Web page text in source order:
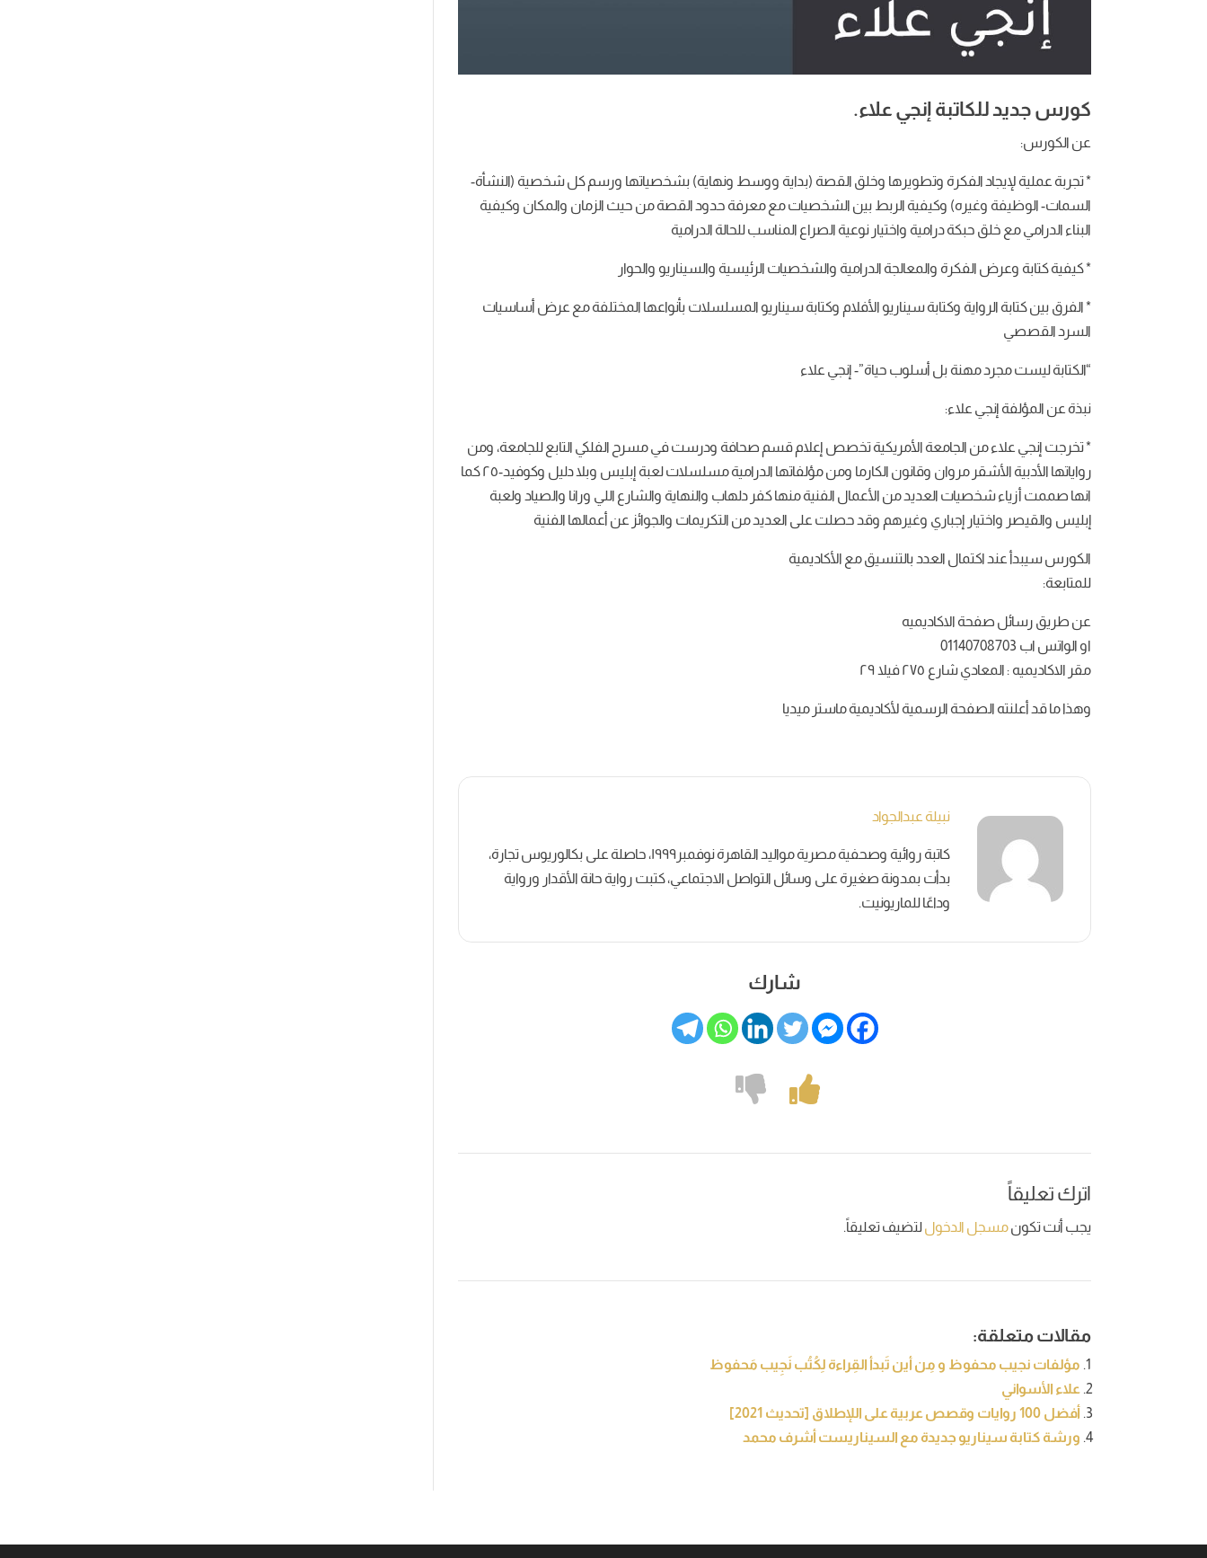
كورس جديد للكاتبة إنجي علاء.
عن الكورس:
* تجربة عملية لإيجاد الفكرة وتطويرها وخلق القصة (بداية ووسط ونهاية) بشخصياتها ورسم كل شخصية (النشأة-
السمات- الوظيفة وغيره) وكيفية الربط بين الشخصيات مع معرفة حدود القصة من حيث الزمان والمكان وكيفية
البناء الدرامي مع خلق حبكة درامية واختيار نوعية الصراع المناسب للحالة الدرامية
* كيفية كتابة وعرض الفكرة والمعالجة الدرامية والشخصيات الرئيسية والسيناريو والحوار
* الفرق بين كتابة الرواية وكتابة سيناريو الأفلام وكتابة سيناريو المسلسلات بأنواعها المختلفة مع عرض أساسيات
السرد القصصي
“الكتابة ليست مجرد مهنة بل أسلوب حياة”- إنجي علاء
نبذة عن المؤلفة إنجي علاء:
* تخرجت إنجي علاء من الجامعة الأمريكية تخصص إعلام قسم صحافة ودرست في مسرح الفلكي التابع للجامعة، ومن
رواياتها الأدبية الأشقر مروان وقانون الكارما ومن مؤلفاتها الدرامية مسلسلات لعبة إبليس وبلا دليل وكوفيد-٢٥ كما
انها صممت أزياء شخصيات العديد من الأعمال الفنية منها كفر دلهاب والنهاية والشارع اللي ورانا والصياد ولعبة
إبليس والقيصر واختيار إجباري وغيرهم وقد حصلت على العديد من التكريمات والجوائز عن أعمالها الفنية
الكورس سيبدأ عند اكتمال العدد بالتنسيق مع الأكاديمية
للمتابعة:
عن طريق رسائل صفحة الاكاديميه
او الواتس اب 01140708703
مقر الاكاديميه : المعادي شارع ٢٧٥ فيلا ٢٩
وهذا ما قد أعلنته الصفحة الرسمية لأكاديمية ماستر ميديا
نبيلة عبدالجواد
كاتبة روائية وصحفية مصرية مواليد القاهرة نوفمبر١٩٩٩، حاصلة على بكالوريوس تجارة،
بدأت بمدونة صغيرة على وسائل التواصل الاجتماعي، كتبت رواية حانة الأقدار ورواية
وداعًا للماريونيت.
شارك
اترك تعليقاً
يجب أنت تكونمسجل الدخوللتضيف تعليقاً.
مقالات متعلقة:
مؤلفات نجيب محفوظ و مِن أين تَبدأ القِراءة لِكُتُب نَجِيب مَحفوظ
علاء الأسواني
أفضل 100 روايات وقصص عربية على اللإطلاق [تحديث 2021]
ورشة كتابة سيناريو جديدة مع السيناريست أشرف محمد